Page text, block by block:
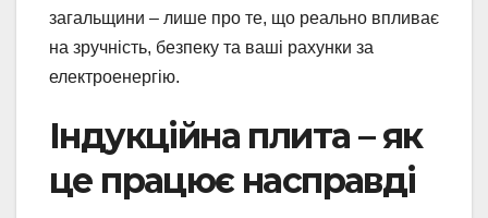
загальщини – лише про те, що реально впливає
на зручність, безпеку та ваші рахунки за
електроенергію.
Індукційна плита – як
це працює насправді